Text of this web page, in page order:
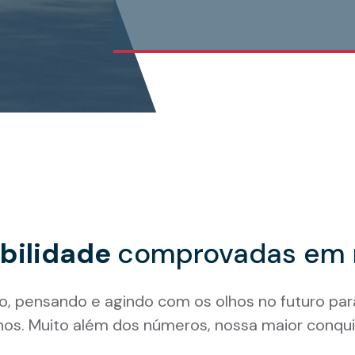
comprovadas em
pensando e agindo com os olhos no futuro
Muito além dos números, nossa maior